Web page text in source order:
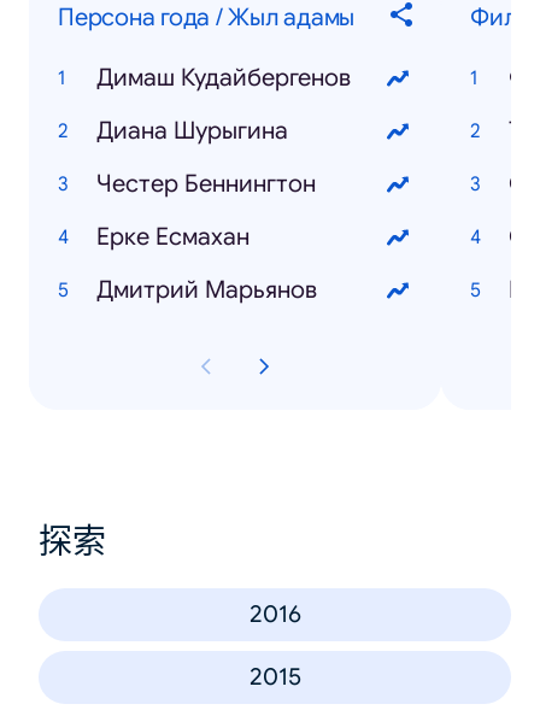
Персона года / Жыл адамы
Димаш Кудайбергенов
Диана Шурыгина
Честер Беннингтон
Ерке Есмахан
Дмитрий Марьянов
探索
2016
2015